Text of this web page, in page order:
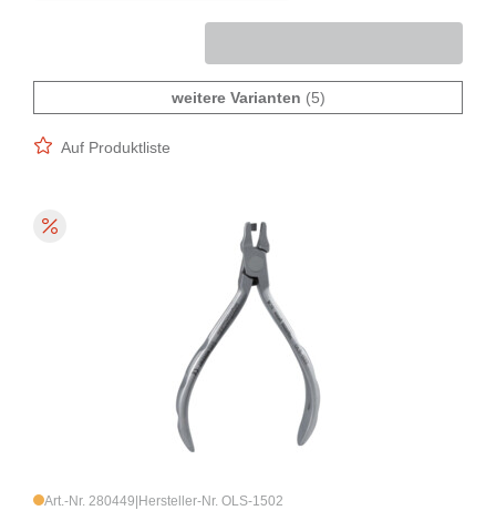
weitere Varianten (5)
Auf Produktliste
Art.-Nr. 280449 Hersteller-Nr. OLS-1502